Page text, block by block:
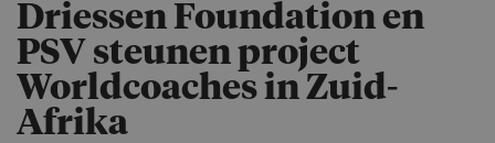
ZOEKEN
Driessen Foundation en
PSV steunen project
Worldcoa­ches in Zuid-
Afrika